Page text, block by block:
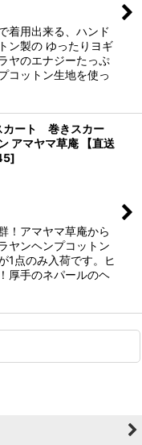
着用出来る、ハンド
ン製の ゆったりヨギ
ヤのエナジーたっぷ
コットン生地を使っ
カート 巻きスカー
アマヤマ草庵 【直送
]
！アマヤマ草庵から
ヤンヘンプコットン
1点のみ入荷です。ヒ
厚手のネパールのヘ